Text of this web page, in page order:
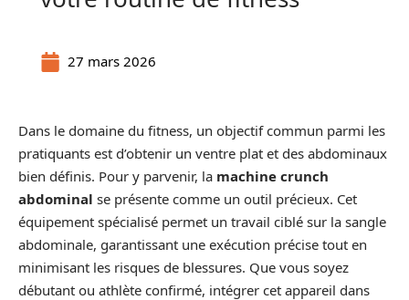
27 mars 2026
Dans le domaine du fitness, un objectif commun parmi les
pratiquants est d’obtenir un ventre plat et des abdominaux
bien définis. Pour y parvenir, la machine crunch
abdominal se présente comme un outil précieux. Cet
équipement spécialisé permet un travail ciblé sur la sangle
abdominale, garantissant une exécution précise tout en
minimisant les risques de blessures. Que vous soyez
débutant ou athlète confirmé, intégrer cet appareil dans